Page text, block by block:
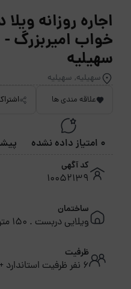
اجاره روزانه ویلا
خواب امیربزرگ -
سهیلیه
سهیلیه, سهیلیه
علاقه مندی ها
0 امتیاز داده نشده
کد آگهی
10052139
ساختمان
ویلایی دربست . 150 متر بنا . 2 اتاق
ظرفیت
6 نفر ظرفیت استاندارد + 6 نفر اضافه